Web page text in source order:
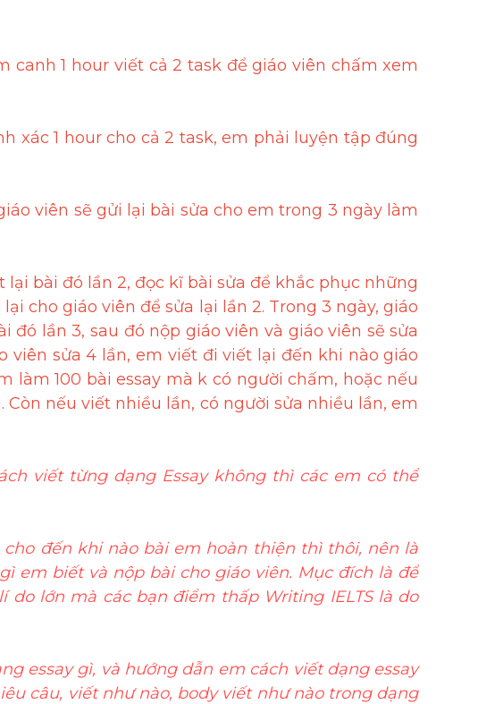
canh 1 hour viết cả 2 task để giáo viên chấm xem
xác 1 hour cho cả 2 task, em phải luyện tập đúng
viên sẽ gửi lại bài sửa cho em trong 3 ngày làm
bài đó lần 2, đọc kĩ bài sửa để khắc phục những
cho giáo viên để sửa lại lần 2. Trong 3 ngày, giáo
lần 3, sau đó nộp giáo viên và giáo viên sẽ sửa
viên sửa 4 lần, em viết đi viết lại đến khi nào giáo
làm 100 bài essay mà k có người chấm, hoặc nếu
nếu viết nhiều lần, có người sửa nhiều lần, em
viết từng dạng Essay không thì các em có thể
cho đến khi nào bài em hoàn thiện thì thôi, nên là
em biết và nộp bài cho giáo viên. Mục đích là để
do lớn mà các bạn điểm thấp Writing IELTS là do
essay gì, và hướng dẫn em cách viết dạng essay
câu, viết như nào, body viết như nào trong dạng